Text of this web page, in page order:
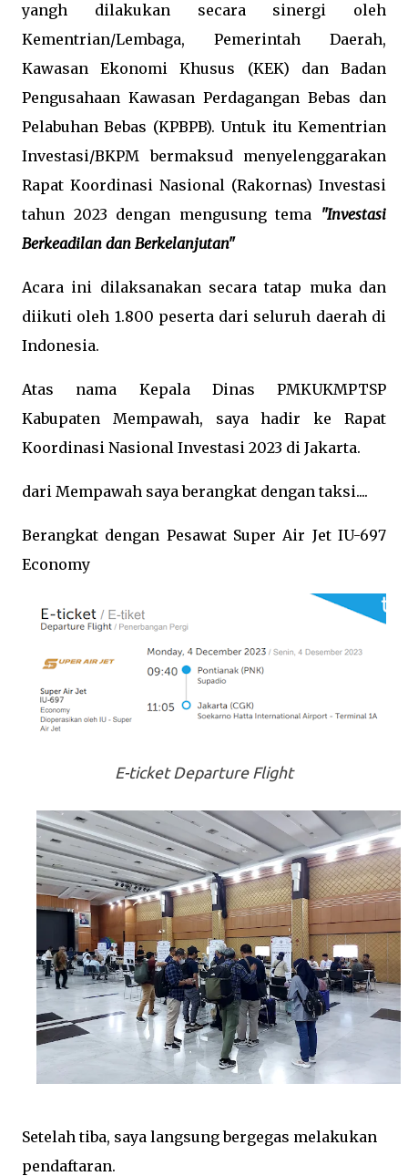
yangh dilakukan secara sinergi oleh
Kementrian/Lembaga, Pemerintah Daerah,
Kawasan Ekonomi Khusus (KEK) dan Badan
Pengusahaan Kawasan Perdagangan Bebas dan
Pelabuhan Bebas (KPBPB). Untuk itu Kementrian
Investasi/BKPM bermaksud menyelenggarakan
Rapat Koordinasi Nasional (Rakornas) Investasi
tahun 2023 dengan mengusung tema "Investasi
Berkeadilan dan Berkelanjutan"
Acara ini dilaksanakan secara tatap muka dan
diikuti oleh 1.800 peserta dari seluruh daerah di
Indonesia.
Atas nama Kepala Dinas PMKUKMPTSP
Kabupaten Mempawah, saya hadir ke Rapat
Koordinasi Nasional Investasi 2023 di Jakarta.
dari Mempawah saya berangkat dengan taksi....
Berangkat dengan Pesawat Super Air Jet IU-697
Economy
E-ticket Departure Flight
Setelah tiba, saya langsung bergegas melakukan
pendaftaran.